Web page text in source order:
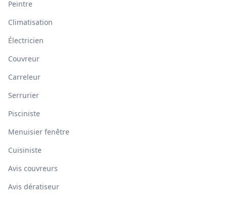
Peintre
Climatisation
Électricien
Couvreur
Carreleur
Serrurier
Pisciniste
Menuisier fenêtre
Cuisiniste
Avis couvreurs
Avis dératiseur